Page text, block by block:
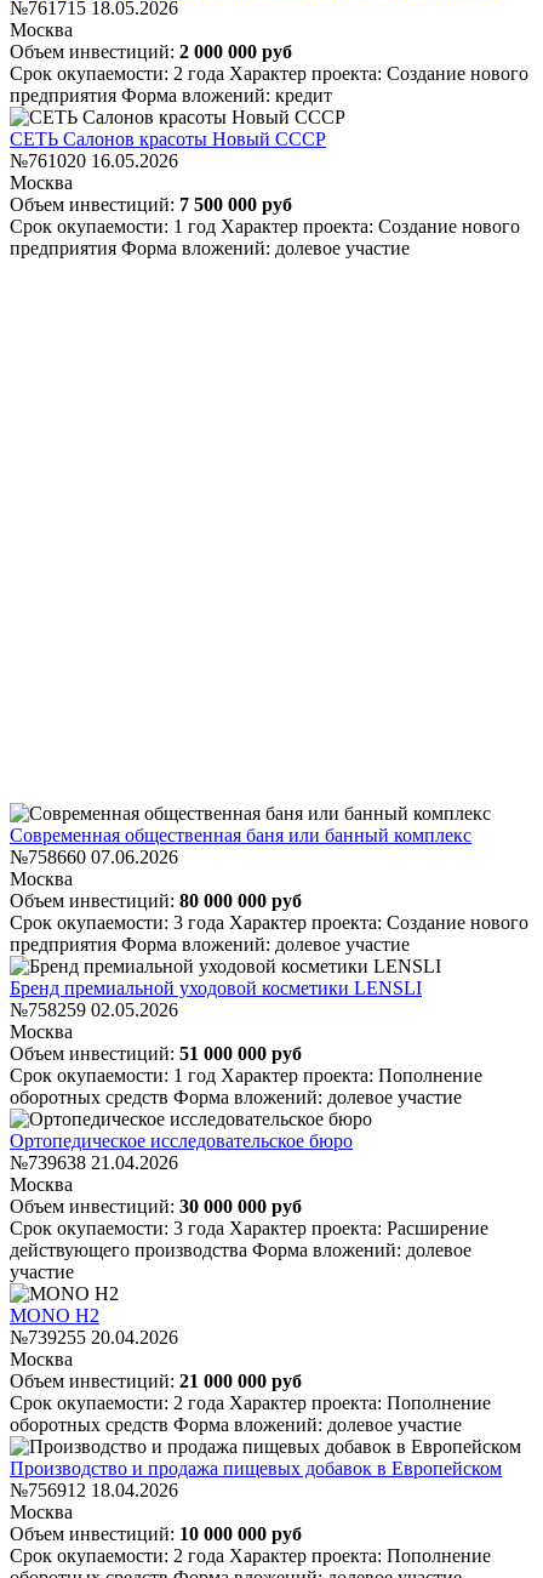
№761715 18.05.2026
Москва
Объем инвестиций: 2 000 000 руб
Срок окупаемости: 2 года Характер проекта: Создание нового
предприятия Форма вложений: кредит
СЕТЬ Салонов красоты Новый СССР
№761020 16.05.2026
Москва
Объем инвестиций: 7 500 000 руб
Срок окупаемости: 1 год Характер проекта: Создание нового
предприятия Форма вложений: долевое участие
Современная общественная баня или банный комплекс
№758660 07.06.2026
Москва
Объем инвестиций: 80 000 000 руб
Срок окупаемости: 3 года Характер проекта: Создание нового
предприятия Форма вложений: долевое участие
Бренд премиальной уходовой косметики LENSLI
№758259 02.05.2026
Москва
Объем инвестиций: 51 000 000 руб
Срок окупаемости: 1 год Характер проекта: Пополнение
оборотных средств Форма вложений: долевое участие
Ортопедическое исследовательское бюро
№739638 21.04.2026
Москва
Объем инвестиций: 30 000 000 руб
Срок окупаемости: 3 года Характер проекта: Расширение
действующего производства Форма вложений: долевое
участие
MONO H2
№739255 20.04.2026
Москва
Объем инвестиций: 21 000 000 руб
Срок окупаемости: 2 года Характер проекта: Пополнение
оборотных средств Форма вложений: долевое участие
Производство и продажа пищевых добавок в Европейском
№756912 18.04.2026
Москва
Объем инвестиций: 10 000 000 руб
Срок окупаемости: 2 года Характер проекта: Пополнение